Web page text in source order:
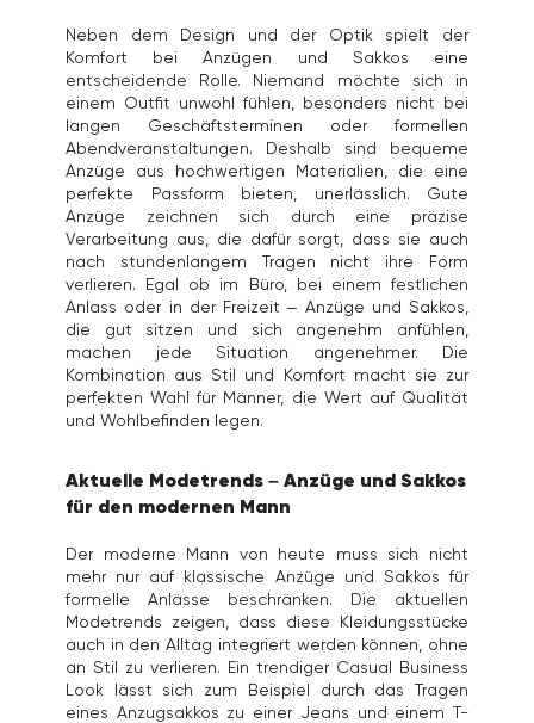
Neben dem Design und der Optik spielt der
Komfort bei Anzügen und Sakkos eine
entscheidende Rolle. Niemand möchte sich in
einem Outfit unwohl fühlen, besonders nicht bei
langen Geschäftsterminen oder formellen
Abendveranstaltungen. Deshalb sind bequeme
Anzüge aus hochwertigen Materialien, die eine
perfekte Passform bieten, unerlässlich. Gute
Anzüge zeichnen sich durch eine präzise
Verarbeitung aus, die dafür sorgt, dass sie auch
nach stundenlangem Tragen nicht ihre Form
verlieren. Egal ob im Büro, bei einem festlichen
Anlass oder in der Freizeit – Anzüge und Sakkos,
die gut sitzen und sich angenehm anfühlen,
machen jede Situation angenehmer. Die
Kombination aus Stil und Komfort macht sie zur
perfekten Wahl für Männer, die Wert auf Qualität
und Wohlbefinden legen.
Aktuelle Modetrends – Anzüge und Sakkos
für den modernen Mann
Der moderne Mann von heute muss sich nicht
mehr nur auf klassische Anzüge und Sakkos für
formelle Anlässe beschränken. Die aktuellen
Modetrends zeigen, dass diese Kleidungsstücke
auch in den Alltag integriert werden können, ohne
an Stil zu verlieren. Ein trendiger Casual Business
Look lässt sich zum Beispiel durch das Tragen
eines Anzugsakkos zu einer Jeans und einem T-